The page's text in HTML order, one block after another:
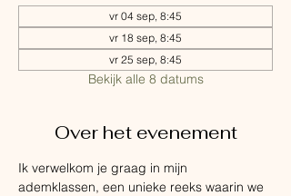
vr 04 sep, 8:45
vr 18 sep, 8:45
vr 25 sep, 8:45
Bekijk alle 8 datums
Over het evenement
Ik verwelkom je graag in mijn
ademklassen, een unieke reeks waarin we